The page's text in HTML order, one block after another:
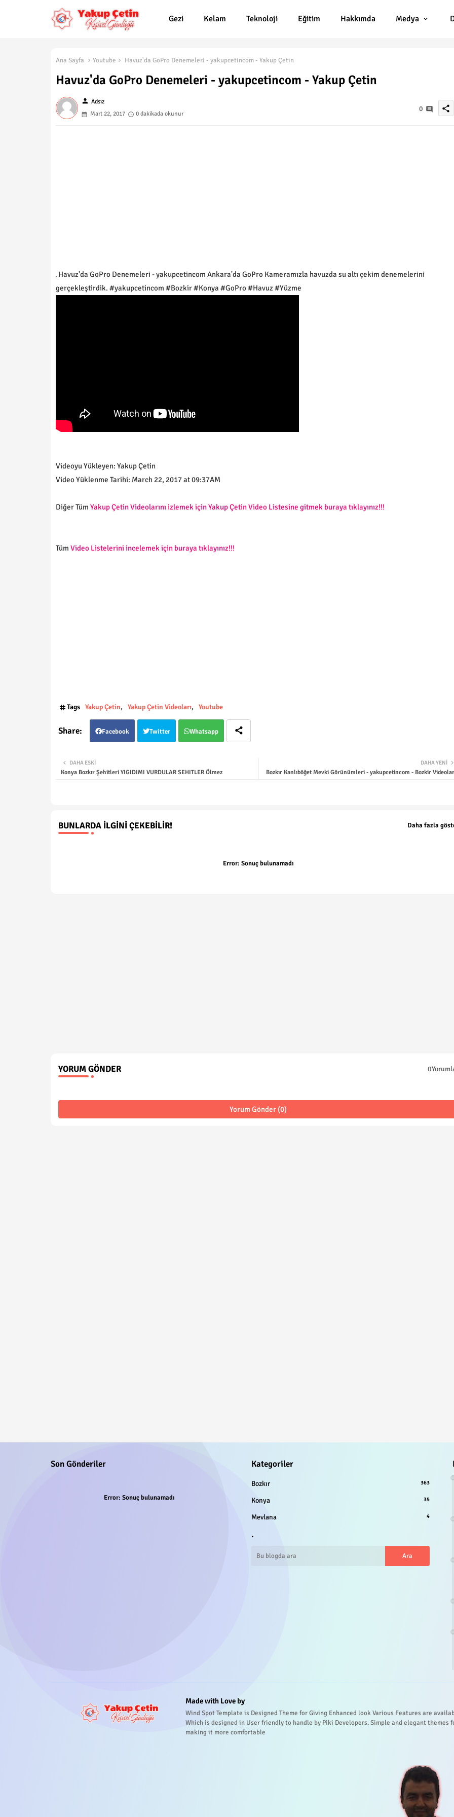
Gezi Kelam Teknoloji Eğitim Hakkımda Medya
Ana Sayfa Youtube Havuz'da GoPro Denemeleri - yakupcetincom - Yakup Çetin
Havuz'da GoPro Denemeleri - yakupcetincom - Yakup Çetin
person Adsız
Mart 22, 2017
0 dakikada okunur
0 share
Havuz'da GoPro Denemeleri - yakupcetincom Ankara'da GoPro Kameramızla havuzda su altı çekim denemelerini
gerçekleştirdik. #yakupcetincom #Bozkir #Konya #GoPro #Havuz #Yüzme
Videoyu Yükleyen: Yakup Çetin
Video Yüklenme Tarihi: March 22, 2017 at 09:37AM
Diğer Tüm Yakup Çetin Videolarını izlemek için Yakup Çetin Video Listesine gitmek buraya tıklayınız!!!
Tüm Video Listelerini incelemek için buraya tıklayınız!!!
Tags Yakup Çetin Yakup Çetin Videoları Youtube
Facebook Twitter Whatsapp
DAHA YENI
Bozkır Kanlıböğet Mevki Görünümleri - yakupcetincom - Bozkir
DAHA ESKI
Konya Bozkır Şehitleri YIGIDIMI VURDULAR SEHITLER Ölmez
BUNLARDA İLGINI ÇEKEBILIR! Daha fazla
Error: Sonuç bulunamadı
YORUM GÖNDER
Yorum Gönder (0)
Son Gönderiler
Error: Sonuç bulunamadı
Kategoriler
Bozkır 363
Konya 35
Mevlana 4
.
Made with Love by
Wind Spot Template is Designed Theme for Giving Enhanced look Various Features are
Which is designed in User friendly to handle by Piki Developers. Simple and elegant themes
making it more comfortable